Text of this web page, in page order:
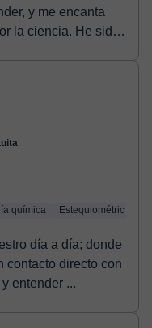
y me encanta
la ciencia. He sido
química Estequiométrica
día a día; donde
contacto directo con
entender ...